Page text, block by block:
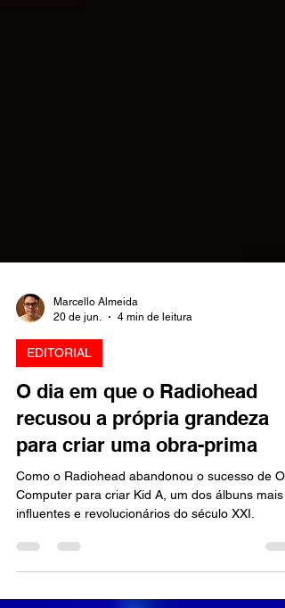
20 de jun.
EDITORIAL
O dia em que o Radiohead
recusou a própria grandeza
para criar uma obra-prima
Como o Radiohead abandonou o sucesso de OK
influentes e revolucionários do século XXI.